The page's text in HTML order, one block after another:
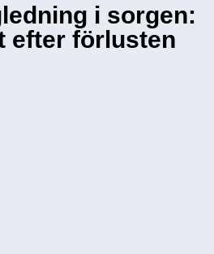
i sorgen:
efter förlusten